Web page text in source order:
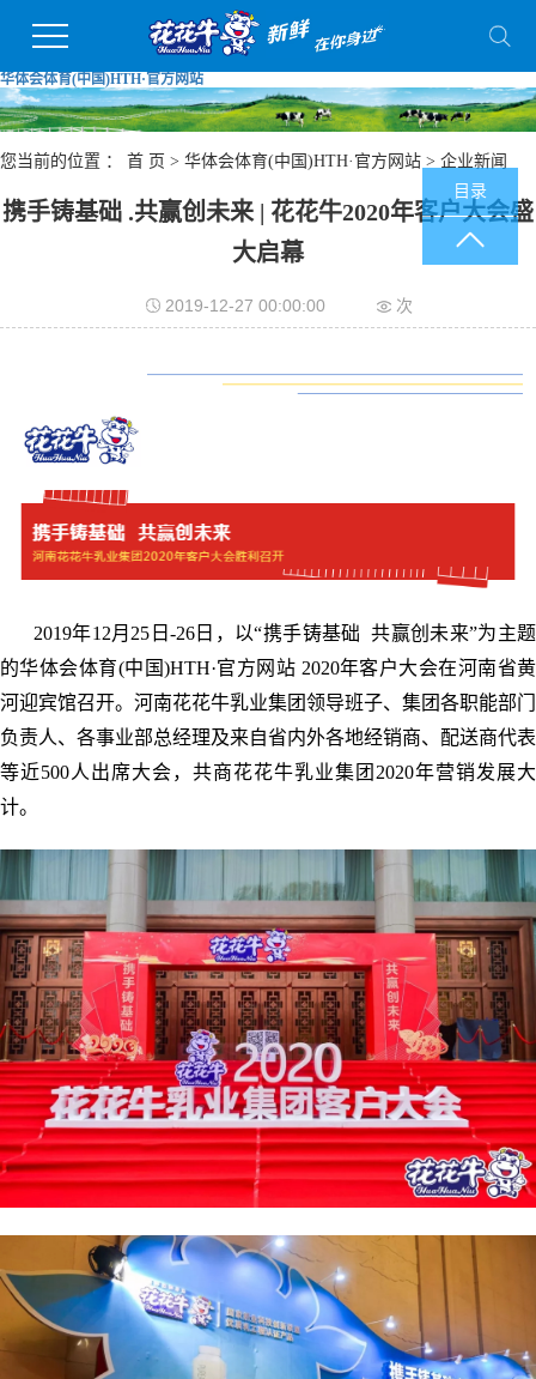
华体会体育(中国)HTH·官方网站
您当前的位置 ： 首 页 > 华体会体育(中国)HTH·官方网站 > 企业新闻
携手铸基础 .共赢创未来 | 花花牛2020年客户大会盛
大启幕
2019-12-27 00:00:00 次
2019年12月25日-26日，以“携手铸基础 共赢创未来”为主题
的华体会体育(中国)HTH·官方网站 2020年客户大会在河南省黄
河迎宾馆召开。河南花花牛乳业集团领导班子、集团各职能部门
负责人、各事业部总经理及来自省内外各地经销商、配送商代表
等近500人出席大会，共商花花牛乳业集团2020年营销发展大
计。
目录